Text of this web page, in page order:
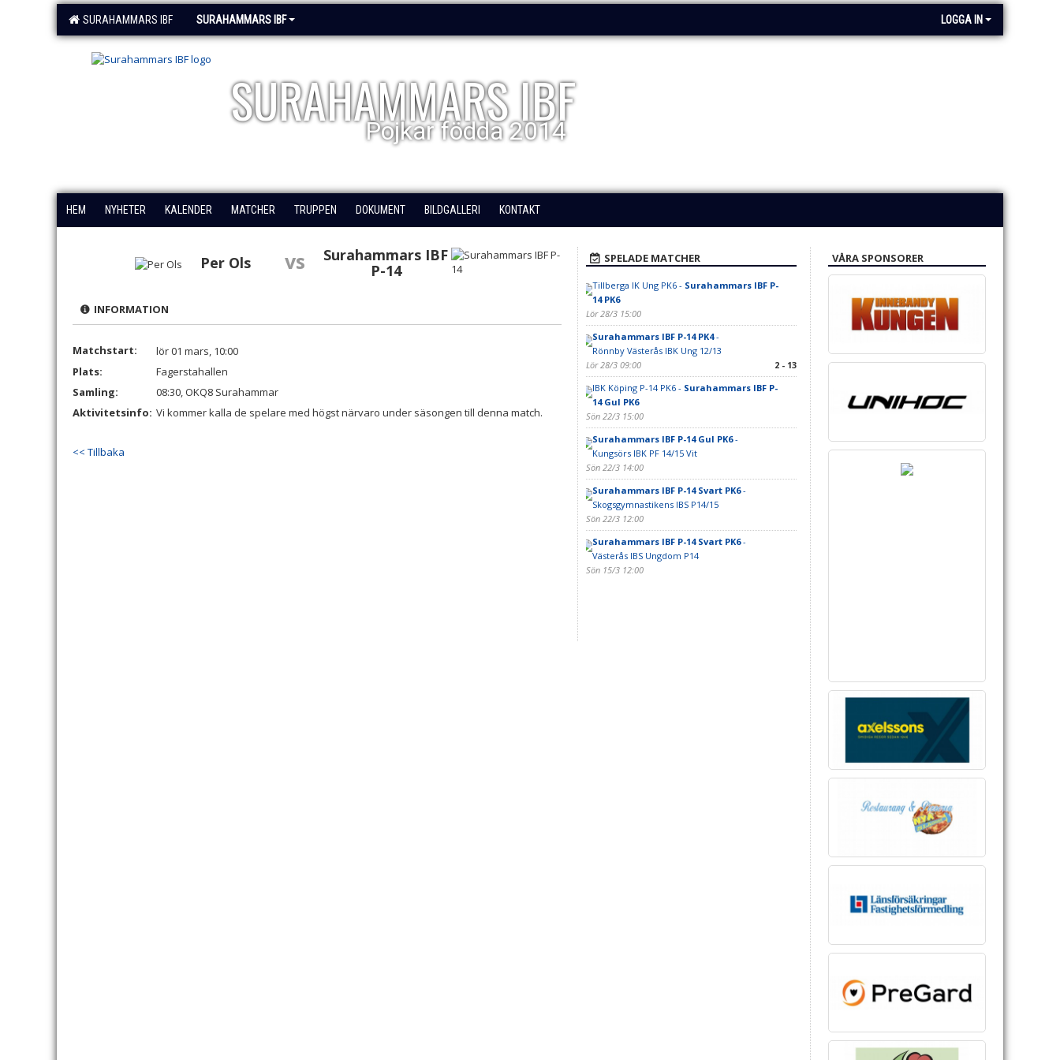
SURAHAMMARS IBF SURAHAMMARS IBF LOGGA IN
SURAHAMMARS IBF
Pojkar födda 2014
HEM NYHETER KALENDER MATCHER TRUPPEN DOKUMENT BILDGALLERI KONTAKT
Per Ols vs
Surahammars IBF
P-14
INFORMATION
Matchstart:
lör 01 mars, 10:00
Plats:
Fagerstahallen
Samling:
08:30, OKQ8 Surahammar
Aktivitetsinfo: Vi kommer kalla de spelare med högst närvaro under säsongen till denna match.
<< Tillbaka
SPELADE MATCHER
Tillberga IK Ung PK6 - Surahammars IBF P-
14 PK6
Lör 28/3 15:00
Surahammars IBF P-14 PK4-
Rönnby Västerås IBK Ung 12/13
Lör 28/3 09:00
2 - 13
IBK Köping P-14 PK6 - Surahammars IBF P-
14 Gul PK6
Sön 22/3 15:00
Surahammars IBF P-14 Gul PK6-
Kungsörs IBK PF 14/15 Vit
Sön 22/3 14:00
Surahammars IBF P-14 Svart PK6-
Skogsgymnastikens IBS P14/15
Sön 22/3 12:00
Surahammars IBF P-14 Svart PK6-
Västerås IBS Ungdom P14
Sön 15/3 12:00
VÅRA SPONSORER